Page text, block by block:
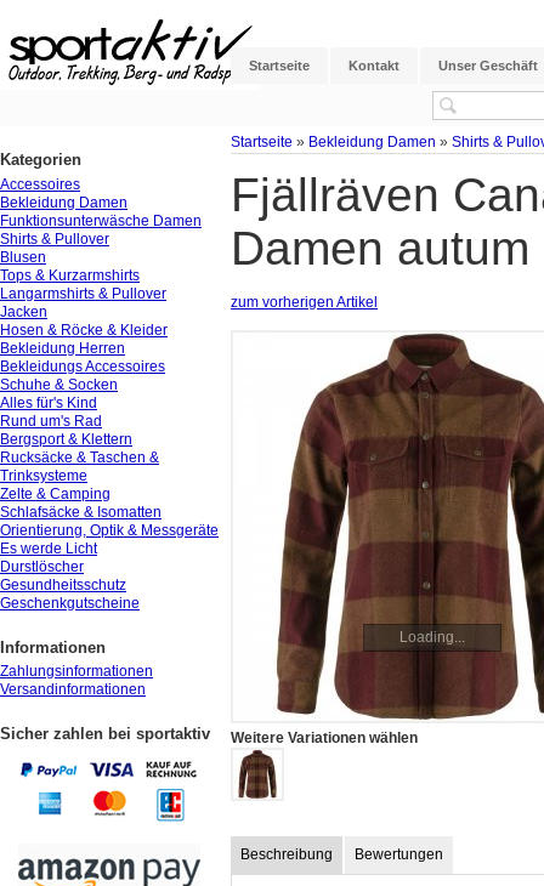
Startseite Kontakt Unser Geschäft
Startseite » Bekleidung Damen » Shirts &
Fjällräven
Damen
zum vorherigen Artikel
Loading...
Weitere Variationen wählen
Beschreibung Bewertungen
Kategorien
Accessoires
Bekleidung Damen
Funktionsunterwäsche Damen
Shirts & Pullover
Blusen
Tops & Kurzarmshirts
Langarmshirts & Pullover
Jacken
Hosen & Röcke & Kleider
Bekleidung Herren
Bekleidungs Accessoires
Schuhe & Socken
Alles für's Kind
Rund um's Rad
Bergsport & Klettern
Rucksäcke & Taschen &
Trinksysteme
Zelte & Camping
Schlafsäcke & Isomatten
Orientierung, Optik & Messgeräte
Es werde Licht
Durstlöscher
Gesundheitsschutz
Geschenkgutscheine
Informationen
Zahlungsinformationen
Versandinformationen
Sicher zahlen bei sportaktiv